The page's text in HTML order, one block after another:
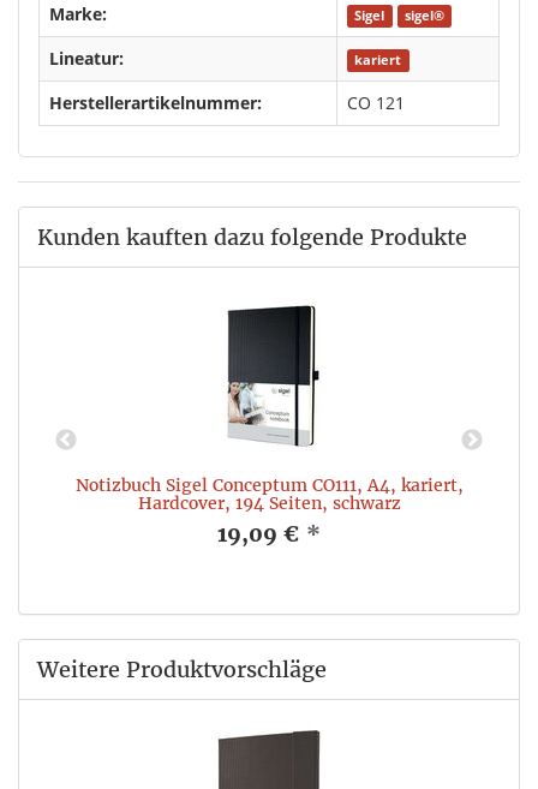
Marke: Sigel sigel®
Lineatur: kariert
Herstellerartikelnummer: CO 121
Kunden kauften dazu folgende Produkte
Notizbuch Sigel Conceptum CO111, A4, kariert,
Hardcover, 194 Seiten, schwarz
19,09 € *
Weitere Produktvorschläge